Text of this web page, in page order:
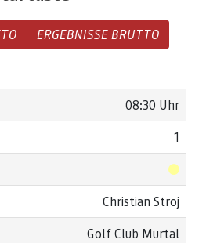
ERGEBNISSE BRUTTO
08:30 Uhr
1
Christian Stroj
Golf Club Murtal